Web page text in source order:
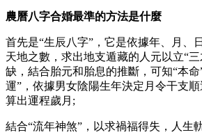
農曆八字合婚最準的方法是什麼
首先是“生辰八字”，它是依據年、月、
天地之數，求出地支遁藏的人元以立“
缺，結合胎元和胎息的推斷，可知“本
運”，依據男女陰陽生年決定月令干支
算出運程歲月;
結合“流年神煞”，以求禍福得失，人生